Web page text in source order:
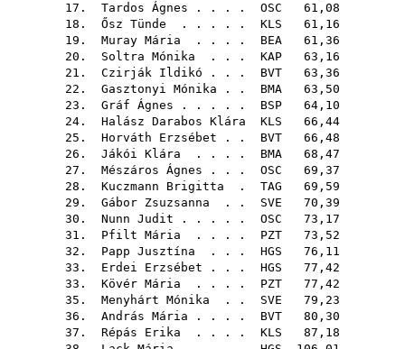
17. Tardos Ágnes . . . . OSC 61,08
18. Ősz Tünde . . . . . KLS 61,16
19. Muray Mária . . . . BEA 61,36
20. Soltra Mónika . . . KAP 63,16
21. Czirják Ildikó . . . BVT 63,36
22. Gasztonyi Mónika . . BMA 63,50
23. Gráf Ágnes . . . . . BSP 64,10
24. Halász Darabos Klára KLS 66,44
25. Horváth Erzsébet . . BVT 66,48
26. Jákói Klára . . . . BMA 68,47
27. Mészáros Ágnes . . . OSC 69,37
28. Kuczmann Brigitta . TAG 69,59
29. Gábor Zsuzsanna . . SVE 70,39
30. Nunn Judit . . . . . OSC 73,17
31. Pfilt Mária . . . . PZT 73,52
32. Papp Jusztína . . . HGS 76,11
33. Erdei Erzsébet . . . HGS 77,42
33. Kövér Mária . . . . PZT 77,42
35. Menyhárt Mónika . . SVE 79,23
36. András Mária . . . . BVT 80,30
37. Répás Erika . . . . KLS 87,18